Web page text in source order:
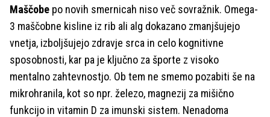
Maščobe po novih smernicah niso več sovražnik. Omega-
3 maščobne kisline iz rib ali alg dokazano zmanjšujejo
vnetja, izboljšujejo zdravje srca in celo kognitivne
sposobnosti, kar pa je ključno za športe z visoko
mentalno zahtevnostjo. Ob tem ne smemo pozabiti še na
mikrohranila, kot so npr. železo, magnezij za mišično
funkcijo in vitamin D za imunski sistem. Nenadoma